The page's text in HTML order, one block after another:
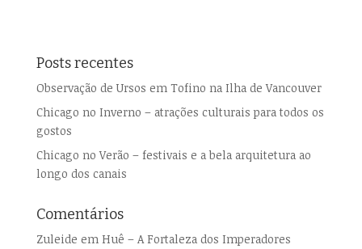
Posts recentes
Observação de Ursos em Tofino na Ilha de Vancouver
Chicago no Inverno – atrações culturais para todos os
gostos
Chicago no Verão – festivais e a bela arquitetura ao
longo dos canais
Comentários
Zuleide em Huê – A Fortaleza dos Imperadores